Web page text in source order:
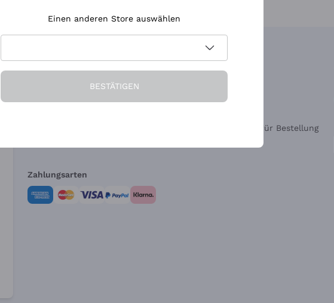
Die Firma Brauchen Sie Hilfe?
Widerrufsformular für Bestellung
Zahlungsarten
Einen anderen Store auswählen
BESTÄTIGEN